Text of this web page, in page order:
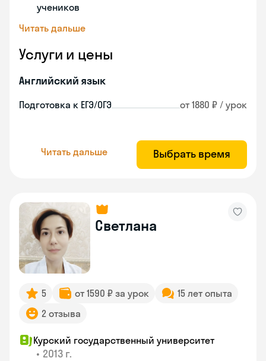
учеников
Читать дальше
Услуги и цены
Английский язык
Подготовка к ЕГЭ/ОГЭ от 1880 ₽ / урок
Читать дальше Выбрать время
Светлана
5 от 1590 ₽ за урок
15 лет опыта
2 отзыва
Курский государственный университет
• 2013 г.